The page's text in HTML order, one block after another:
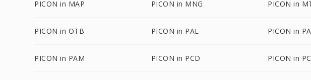
PICON in MAP PICON in MNG PICON in
PICON in OTB PICON in PAL PICON in
PICON in PAM PICON in PCD PICON in